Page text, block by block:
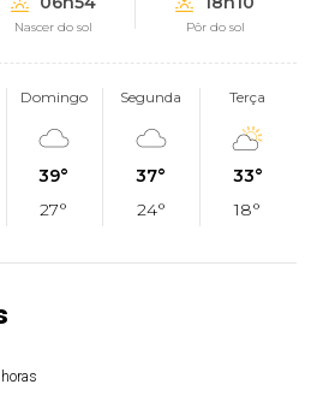
Nascer do sol Pôr do sol
Domingo
39°
27°
Segunda
37°
24°
Terça
33°
18°